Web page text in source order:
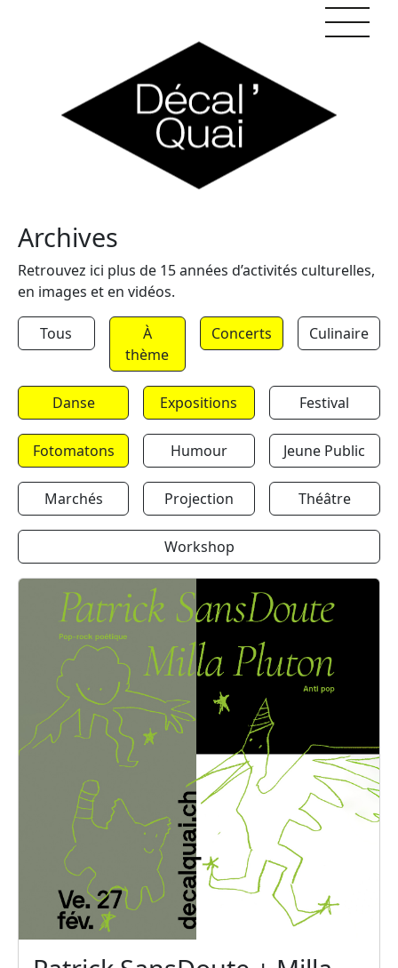
Archives
Retrouvez ici plus de 15 années d’activités culturelles,
en images et en vidéos.
Tous
À
thème
Concerts Culinaire
Danse Expositions Festival
Fotomatons Humour Jeune Public
Marchés Projection Théâtre
Workshop